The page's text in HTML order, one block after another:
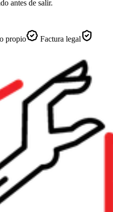
antes de salir.
propio
Factura legal